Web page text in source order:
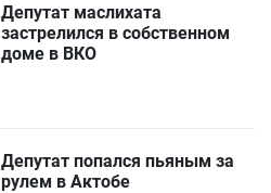
Депутат маслихата
застрелился в собственном
доме в ВКО
Депутат попался пьяным за
рулем в Актобе